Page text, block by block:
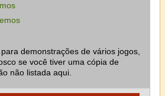
demonstrações de vários jogos,
se você tiver uma cópia de
não listada aqui.